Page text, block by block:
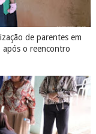
de parentes em
após o reencontro